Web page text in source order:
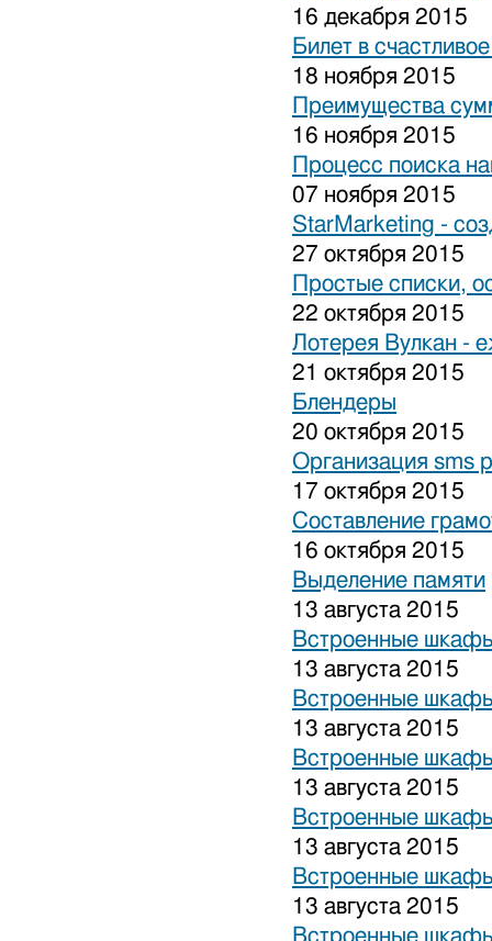
16 декабря 2015
Билет в
18 ноября 2015
Преимущества
16 ноября 2015
Процесс поиска
07 ноября 2015
StarMarketing -
27 октября 2015
Простые списки,
22 октября 2015
Лотерея Вулкан -
21 октября 2015
Блендеры
20 октября 2015
Организация sms
17 октября 2015
Составление
16 октября 2015
Выделение памяти
13 августа 2015
Встроенные
13 августа 2015
Встроенные
13 августа 2015
Встроенные
13 августа 2015
Встроенные
13 августа 2015
Встроенные
13 августа 2015
Встроенные